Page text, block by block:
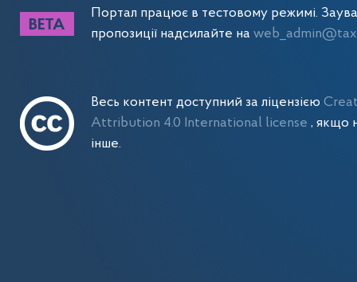
Портал працює в тестовому режимі.
пропозиції надсилайте на
Весь контент доступний за ліцензією
Attribution 4.0 International license, якщо
інше.